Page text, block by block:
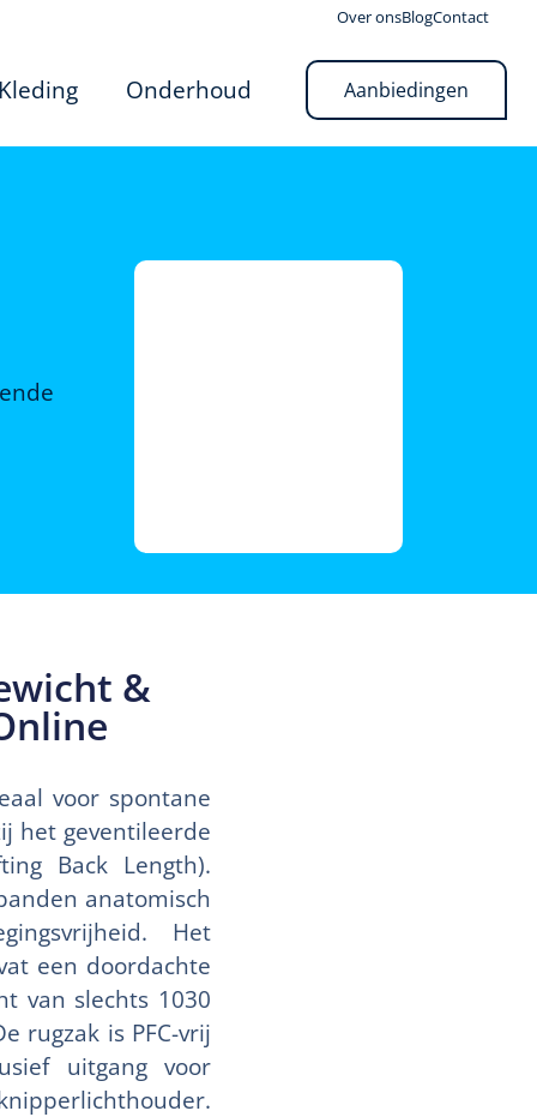
Over onsBlogContact
Kleding Onderhoud Aanbiedingen
&
voor spontane
het geventileerde
Back Length).
anatomisch
Het
een doordachte
van slechts 1030
rugzak is PFC-vrij
uitgang voor